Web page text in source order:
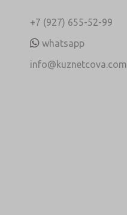
+7 (927) 655-52-99
whatsapp
info@kuznetcova.com